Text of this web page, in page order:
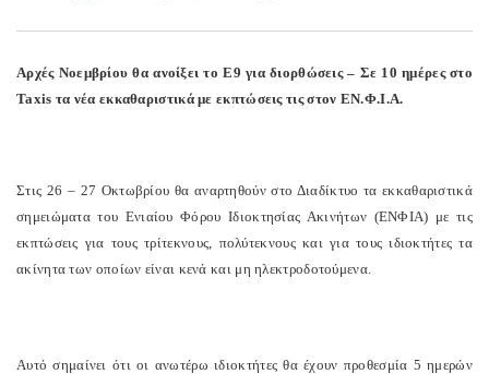
Αρχές Νοεμβρίου θα ανοίξει το Ε9 για διορθώσεις – Σε 10 ημέρες στο
Taxis τα νέα εκκαθαριστικά με εκπτώσεις τις στον ΕΝ.Φ.Ι.Α.
Στις 26 – 27 Οκτωβρίου θα αναρτηθούν στο Διαδίκτυο τα εκκαθαριστικά
σημειώματα του Ενιαίου Φόρου Ιδιοκτησίας Ακινήτων (ΕΝΦΙΑ) με τις
εκπτώσεις για τους τρίτεκνους, πολύτεκνους και για τους ιδιοκτήτες τα
ακίνητα των οποίων είναι κενά και μη ηλεκτροδοτούμενα.
Αυτό σημαίνει ότι οι ανωτέρω ιδιοκτήτες θα έχουν προθεσμία 5 ημερών